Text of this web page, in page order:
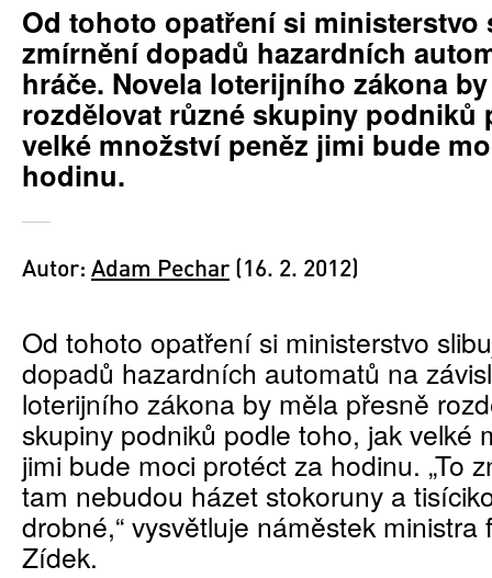
Od tohoto opatření si ministerstvo
zmírnění dopadů hazardních
hráče. Novela loterijního zákona
rozdělovat různé skupiny podniků
velké množství peněz jimi bude
hodinu.
Autor: Adam Pechar (16. 2. 2012)
Od tohoto opatření si ministerstvo
dopadů hazardních automatů na
loterijního zákona by měla přesně
skupiny podniků podle toho, jak velké
jimi bude moci protéct za hodinu. „To
tam nebudou házet stokoruny a
drobné,“ vysvětluje náměstek ministra
Zídek.